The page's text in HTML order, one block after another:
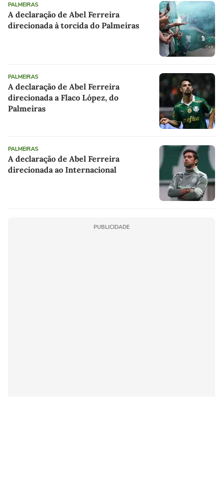
PALMEIRAS
A declaração de Abel Ferreira
direcionada à torcida do Palmeiras
PALMEIRAS
A declaração de Abel Ferreira
direcionada a Flaco López, do
Palmeiras
PALMEIRAS
A declaração de Abel Ferreira
direcionada ao Internacional
PUBLICIDADE